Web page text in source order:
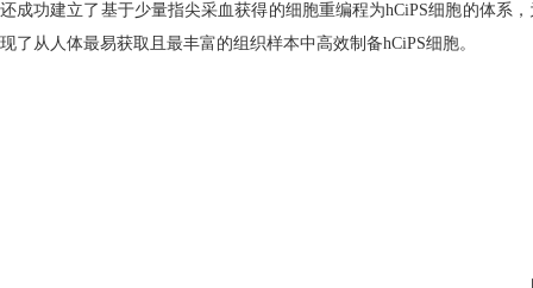
还成功建立了基于少量指尖采血获得的细胞重编程为hCiPS细胞的体系
现了从人体最易获取且最丰富的组织样本中高效制备hCiPS细胞。